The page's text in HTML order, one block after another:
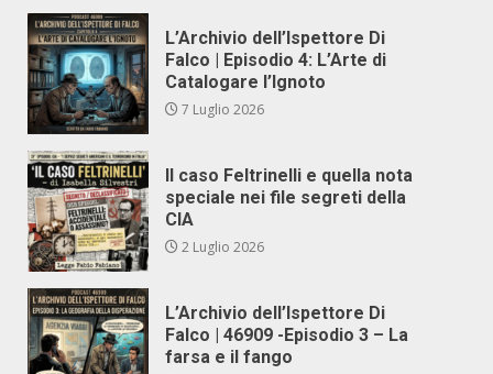
L’Archivio dell’Ispettore Di
Falco | Episodio 4: L’Arte di
Catalogare l’Ignoto
7 Luglio 2026
Il caso Feltrinelli e quella nota
speciale nei file segreti della
CIA
2 Luglio 2026
L’Archivio dell’Ispettore Di
Falco | 46909 -Episodio 3 – La
farsa e il fango